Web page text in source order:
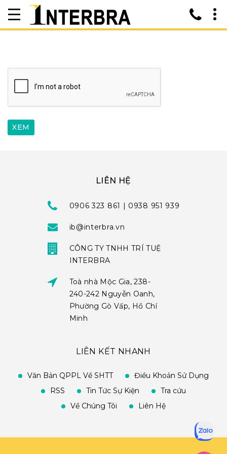
LIÊN HỆ
0906 323 861 | 0938 951 939
ib@interbra.vn
CÔNG TY TNHH TRÍ TUỆ
INTERBRA
Toà nhà Mộc Gia, 238-
240-242 Nguyễn Oanh,
Phường Gò Vấp, Hồ Chí
Minh
LIÊN KẾT NHANH
Văn Bản QPPL Về SHTT
Điều Khoản Sử Dụng
RSS
Tin Tức Sự Kiện
Tra cứu
Về Chúng Tôi
Liên Hệ